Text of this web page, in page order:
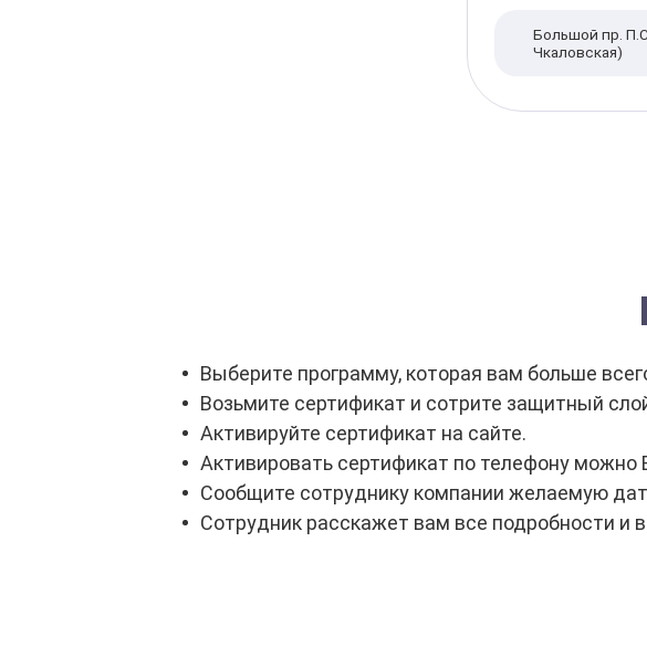
Большой пр.
Чкаловская)
Выберите программу, которая вам больше
Возьмите сертификат и сотрите защитный
Активируйте сертификат на сайте.
Активировать сертификат по телефону
Сообщите сотруднику компании желаемую
Сотрудник расскажет вам все подробности и